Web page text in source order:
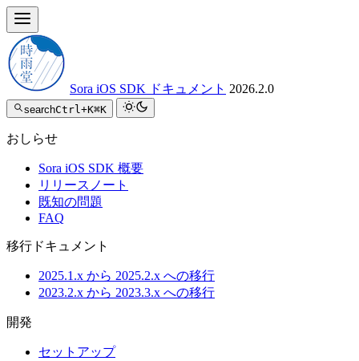
Sora iOS SDK ドキュメント 2026.2.0
searchCtrl+K⌘K
おしらせ
Sora iOS SDK 概要
リリースノート
既知の問題
FAQ
移行ドキュメント
2025.1.x から 2025.2.x への移行
2023.2.x から 2023.3.x への移行
開発
セットアップ